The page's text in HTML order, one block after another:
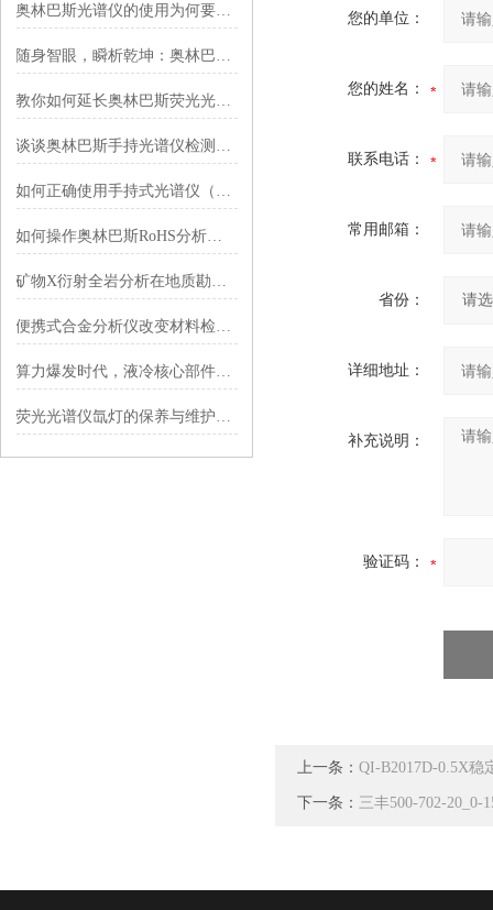
奥林巴斯光谱仪的使用为何要接地
随身智眼，瞬析乾坤：奥林巴斯便携式光谱仪的技术跃升
教你如何延长奥林巴斯荧光光谱仪的使用寿命
谈谈奥林巴斯手持光谱仪检测不锈钢成分时产生误差的原因及解决方法
如何正确使用手持式光谱仪（手持式合金分析仪）
如何操作奥林巴斯RoHS分析仪？
矿物X衍射全岩分析在地质勘探中的应用
便携式合金分析仪改变材料检测的方式
算力爆发时代，液冷核心部件要怎么测？
荧光光谱仪氙灯的保养与维护要点分享
您的单位：
您的姓名：
联系电话：
常用邮箱：
省份：
详细地址：
补充说明：
验证码：
上一条： QI-B2017D-0.5X稳
下一条： 三丰500-702-20_0-